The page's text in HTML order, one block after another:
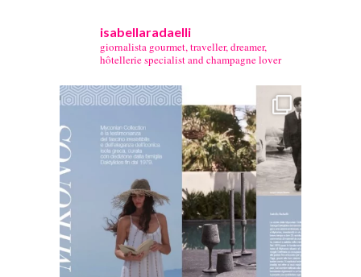
isabellaradaelli
giornalista gourmet, traveller, dreamer,
hôtellerie specialist and champagne lover